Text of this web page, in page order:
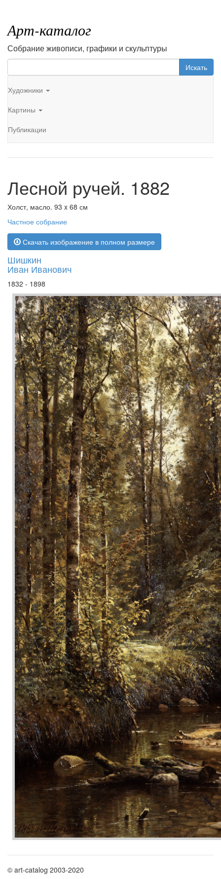
Арт-каталог
Собрание живописи, графики и скульптуры
Искать
Художники
Картины
Публикации
Лесной ручей. 1882
Холст, масло. 93 x 68 см
Частное собрание
Скачать изображение в полном размере
Шишкин
Иван Иванович
1832 - 1898
© art-catalog 2003-2020